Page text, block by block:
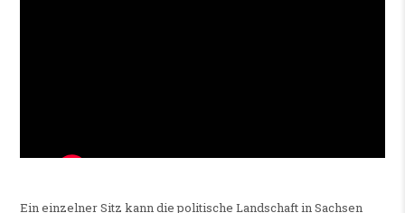
Ein einzelner Sitz kann die politische Landschaft in Sachsen